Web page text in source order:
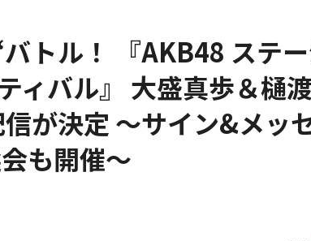
トル！ 『AKB48 ステ
ィバル』 大盛真歩＆樋
が決定 ～サイン&メッ
も開催～